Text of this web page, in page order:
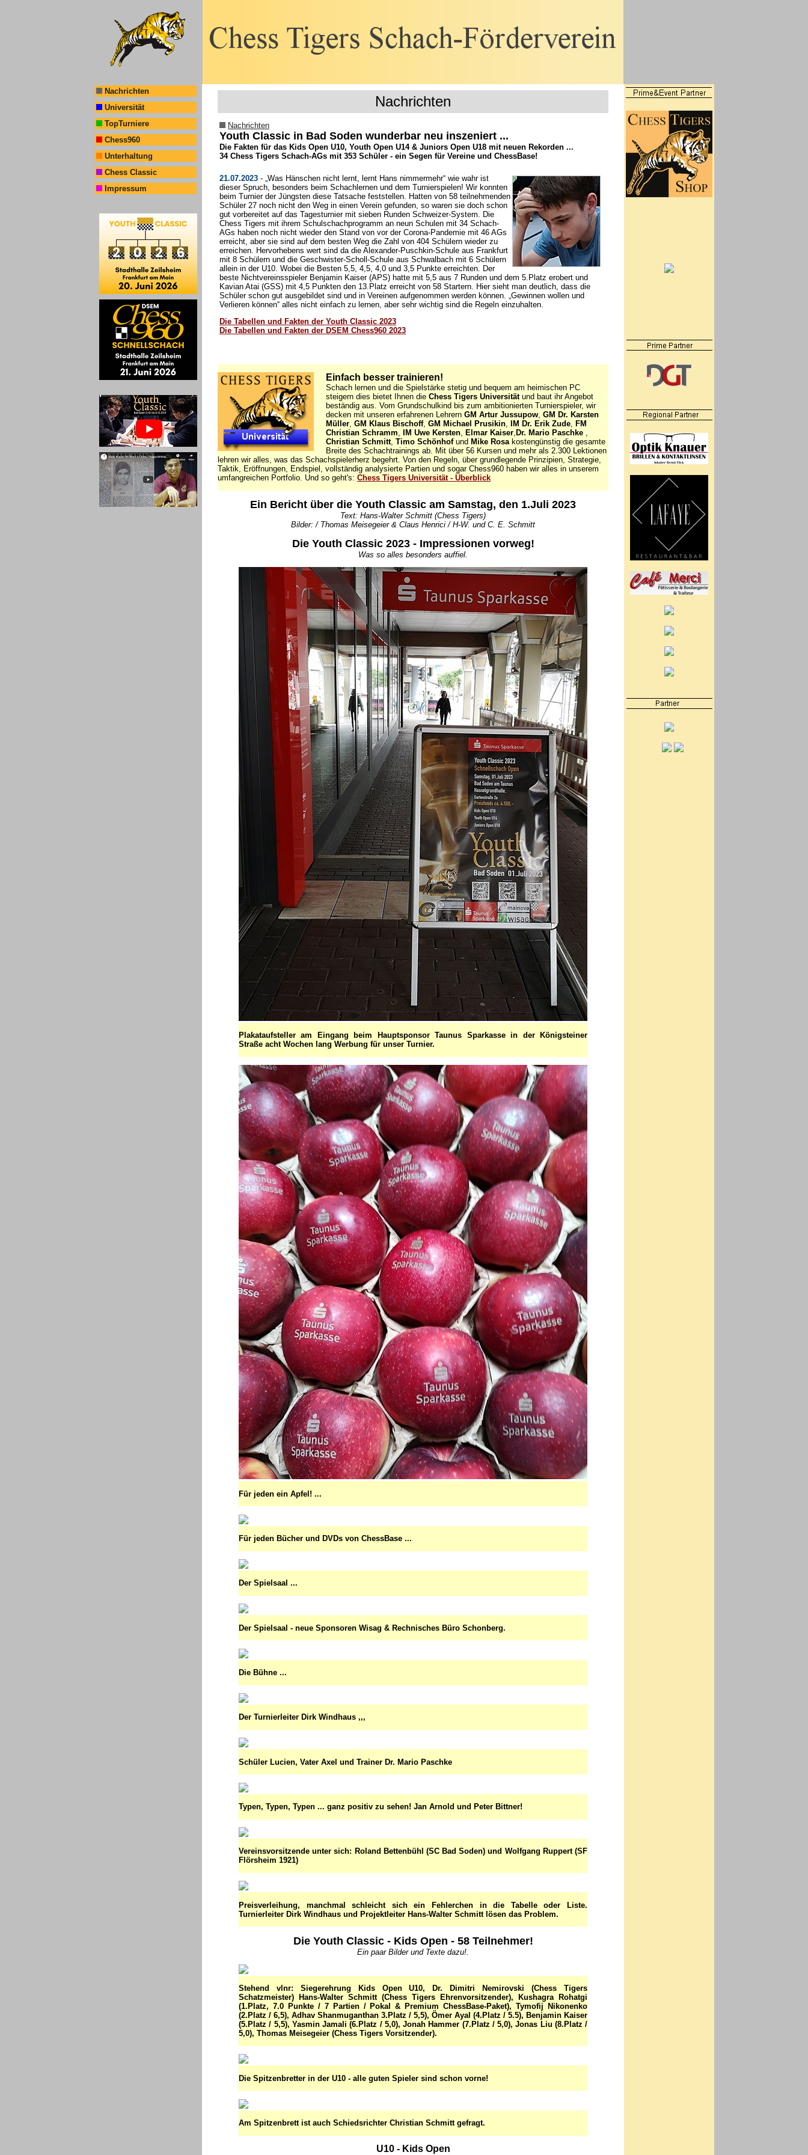
Nachrichten
Universität
TopTurniere
Chess960
Unterhaltung
Chess Classic
Impressum
Nachrichten
Nachrichten
Youth Classic in Bad Soden wunderbar neu inszeniert ...
Die Fakten für das Kids Open U10, Youth Open U14 & Juniors Open U18 mit neuen Rekorden ...
34 Chess Tigers Schach-AGs mit 353 Schüler - ein Segen für Vereine und ChessBase!
21.07.2023 - „Was Hänschen nicht lernt, lernt Hans nimmermehr“ wie wahr ist
dieser Spruch, besonders beim Schachlernen und dem Turnierspielen! Wir konnten
beim Turnier der Jüngsten diese Tatsache feststellen. Hatten von 58 teilnehmenden
Schüler 27 noch nicht den Weg in einen Verein gefunden, so waren sie doch schon
gut vorbereitet auf das Tagesturnier mit sieben Runden Schweizer-System. Die
Chess Tigers mit ihrem Schulschachprogramm an neun Schulen mit 34 Schach-
AGs haben noch nicht wieder den Stand von vor der Corona-Pandemie mit 46 AGs
erreicht, aber sie sind auf dem besten Weg die Zahl von 404 Schülern wieder zu
erreichen. Hervorhebens wert sind da die Alexander-Puschkin-Schule aus Frankfurt
mit 8 Schülern und die Geschwister-Scholl-Schule aus Schwalbach mit 6 Schülern
allein in der U10. Wobei die Besten 5,5, 4,5, 4,0 und 3,5 Punkte erreichten. Der
beste Nichtvereinsspieler Benjamin Kaiser (APS) hatte mit 5,5 aus 7 Runden und dem 5.Platz erobert und
Kavian Atai (GSS) mit 4,5 Punkten den 13.Platz erreicht von 58 Startern. Hier sieht man deutlich, dass die
Schüler schon gut ausgebildet sind und in Vereinen aufgenommen werden können. „Gewinnen wollen und
Verlieren können“ alles nicht einfach zu lernen, aber sehr wichtig sind die Regeln einzuhalten.
Die Tabellen und Fakten der Youth Classic 2023
Die Tabellen und Fakten der DSEM Chess960 2023
Einfach besser trainieren!
Schach lernen und die Spielstärke stetig und bequem am heimischen PC
steigern dies bietet Ihnen die Chess Tigers Universitätund baut ihr Angebot
beständig aus. Vom Grundschulkind bis zum ambitionierten Turnierspieler, wir
decken mit unseren erfahrenen Lehrern GM Artur Jussupow, GM Dr. Karsten
Müller, GM Klaus Bischoff, GM Michael Prusikin, IM Dr. Erik Zude, FM
Christian Schramm, IM Uwe Kersten, Elmar Kaiser, Dr. Mario Paschke ,
Christian Schmitt, Timo Schönhofund Mike Rosakostengünstig die gesamte
Breite des Schachtrainings ab. Mit über 56 Kursen und mehr als 2.300 Lektionen
lehren wir alles, was das Schachspielerherz begehrt. Von den Regeln, über grundlegende Prinzipien, Strategie,
Taktik, Eröffnungen, Endspiel, vollständig analysierte Partien und sogar Chess960 haben wir alles in unserem
umfangreichen Portfolio. Und so geht's: Chess Tigers Universität - Überblick
Ein Bericht über die Youth Classic am Samstag, den 1.Juli 2023
Text: Hans-Walter Schmitt (Chess Tigers)
Bilder: / Thomas Meisegeier & Claus Henrici / H-W. und C. E. Schmitt
Die Youth Classic 2023 - Impressionen vorweg!
Was so alles besonders auffiel.
Plakataufsteller am Eingang beim Hauptsponsor Taunus Sparkasse in der Königsteiner
Straße acht Wochen lang Werbung für unser Turnier.
Für jeden ein Apfel! ...
Für jeden Bücher und DVDs von ChessBase ...
Der Spielsaal ...
Der Spielsaal - neue Sponsoren Wisag & Rechnisches Büro Schonberg.
Die Bühne ...
Der Turnierleiter Dirk Windhaus ,,,
Schüler Lucien, Vater Axel und Trainer Dr. Mario Paschke
Typen, Typen, Typen ... ganz positiv zu sehen! Jan Arnold und Peter Bittner!
Vereinsvorsitzende unter sich: Roland Bettenbühl (SC Bad Soden) und Wolfgang Ruppert (SF
Flörsheim 1921)
Preisverleihung, manchmal schleicht sich ein Fehlerchen in die Tabelle oder Liste.
Turnierleiter Dirk Windhaus und Projektleiter Hans-Walter Schmitt lösen das Problem.
Die Youth Classic - Kids Open - 58 Teilnehmer!
Ein paar Bilder und Texte dazu!.
Stehend vlnr: Siegerehrung Kids Open U10, Dr. Dimitri Nemirovski (Chess Tigers
Schatzmeister) Hans-Walter Schmitt (Chess Tigers Ehrenvorsitzender), Kushagra Rohatgi
(1.Platz, 7.0 Punkte / 7 Partien / Pokal & Premium ChessBase-Paket), Tymofij Nikonenko
(2.Platz / 6,5), Adhav Shanmuganthan 3.Platz / 5,5), Ömer Ayal (4.Platz / 5.5), Benjamin Kaiser
(5.Platz / 5,5), Yasmin Jamali (6.Platz / 5,0), Jonah Hammer (7.Platz / 5,0), Jonas Liu (8.Platz /
5,0), Thomas Meisegeier (Chess Tigers Vorsitzender).
Die Spitzenbretter in der U10 - alle guten Spieler sind schon vorne!
Am Spitzenbrett ist auch Schiedsrichter Christian Schmitt gefragt.
U10 - Kids Open